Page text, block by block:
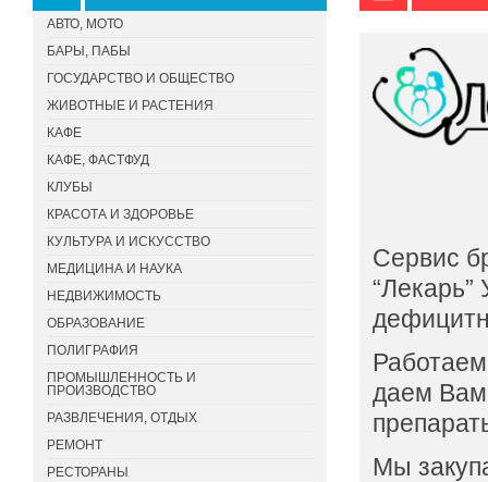
Сервис
даем Вам
Мы
АВТО, МОТО
БАРЫ, ПАБЫ
ГОСУДАРСТВО И ОБЩЕСТВО
ЖИВОТНЫЕ И РАСТЕНИЯ
КАФЕ
КАФЕ, ФАСТФУД
КЛУБЫ
КРАСОТА И ЗДОРОВЬЕ
КУЛЬТУРА И ИСКУССТВО
МЕДИЦИНА И НАУКА
НЕДВИЖИМОСТЬ
ОБРАЗОВАНИЕ
ПОЛИГРАФИЯ
ПРОМЫШЛЕННОСТЬ И
ПРОИЗВОДСТВО
РАЗВЛЕЧЕНИЯ, ОТДЫХ
РЕМОНТ
РЕСТОРАНЫ